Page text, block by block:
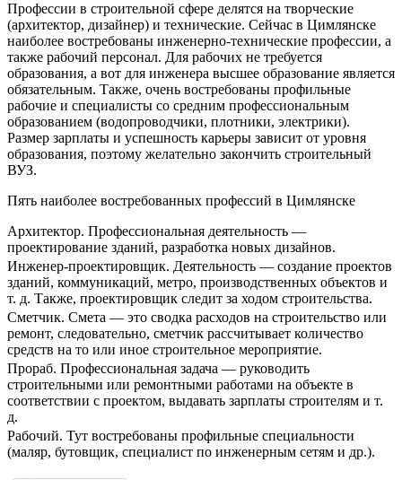
Профессии в строительной сфере делятся на творческие
(архитектор, дизайнер) и технические. Сейчас в Цимлянске
наиболее востребованы инженерно-технические профессии, а
также рабочий персонал. Для рабочих не требуется
образования, а вот для инженера высшее образование является
обязательным. Также, очень востребованы профильные
рабочие и специалисты со средним профессиональным
образованием (водопроводчики, плотники, электрики).
Размер зарплаты и успешность карьеры зависит от уровня
образования, поэтому желательно закончить строительный
ВУЗ.
Пять наиболее востребованных профессий в Цимлянске
Архитектор. Профессиональная деятельность —
проектирование зданий, разработка новых дизайнов.
Инженер-проектировщик. Деятельность — создание проектов
зданий, коммуникаций, метро, производственных объектов и
т. д. Также, проектировщик следит за ходом строительства.
Сметчик. Смета — это сводка расходов на строительство или
ремонт, следовательно, сметчик рассчитывает количество
средств на то или иное строительное мероприятие.
Прораб. Профессиональная задача — руководить
строительными или ремонтными работами на объекте в
соответствии с проектом, выдавать зарплаты строителям и т.
д.
Рабочий. Тут востребованы профильные специальности
(маляр, бутовщик, специалист по инженерным сетям и др.).